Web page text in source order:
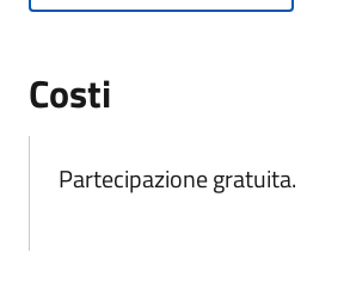
Costi
Partecipazione gratuita.